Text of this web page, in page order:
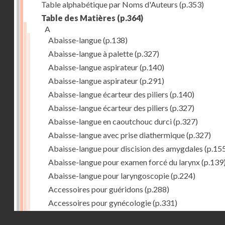
Table alphabétique par Noms d'Auteurs (p.353)
Table des Matières (p.364)
A
Abaisse-langue(p.138)
Abaisse-langue à palette(p.327)
Abaisse-langue aspirateur(p.140)
Abaisse-langue aspirateur(p.291)
Abaisse-langue écarteur des piliers (p.140)
Abaisse-langue écarteur des piliers (p.327)
Abaisse-langue en caoutchouc durci(p.327)
Abaisse-langue avec prise diathermique(p.327)
Abaisse-langue pour discision des amygdales
Abaisse-langue pour examen forcé du larynx
Abaisse-langue pour laryngoscopie(p.224)
Accessoires pour guéridons (p.288)
Accessoires pour gynécologie(p.331)